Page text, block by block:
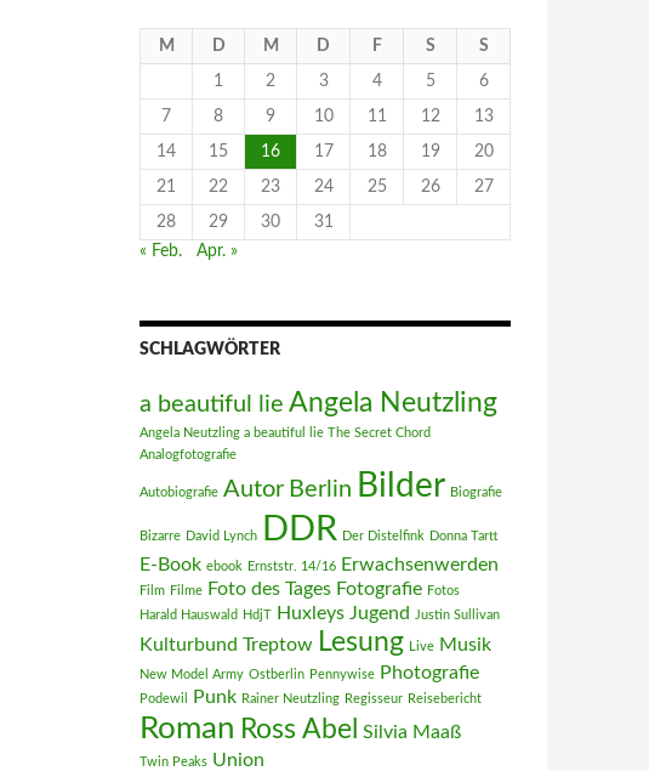
M D M D F S S
1 2 3 4 5 6
7 8 9 10 11 12 13
14 15 16 17 18 19 20
21 22 23 24 25 26 27
28 29 30
31
« Feb.
Apr. »
SCHLAGWÖRTER
a beautiful lie Angela Neutzling
Angela Neutzling a beautiful lie The Secret Chord
Analogfotografie
Autobiografie Autor Berlin Bilder Biografie
Bizarre David Lynch DDR Der Distelfink Donna Tartt
E-Book ebook Ernststr. 14/16 Erwachsenwerden
Film Filme Foto des Tages Fotografie Fotos
Harald Hauswald
HdjT Huxleys Jugend Justin Sullivan
Kulturbund Treptow Lesung Live Musik
New Model Army Ostberlin Pennywise Photografie
Podewil Punk Rainer Neutzling Regisseur Reisebericht
Roman Ross Abel Silvia Maaß
Twin Peaks Union